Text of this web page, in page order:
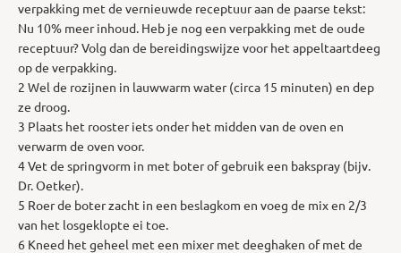
verpakking met de vernieuwde receptuur aan de paarse tekst:
Nu 10% meer inhoud. Heb je nog een verpakking met de oude
receptuur? Volg dan de bereidingswijze voor het appeltaartdeeg
op de verpakking.
2 Wel de rozijnen in lauwwarm water (circa 15 minuten) en dep
ze droog.
3 Plaats het rooster iets onder het midden van de oven en
verwarm de oven voor.
4 Vet de springvorm in met boter of gebruik een bakspray (bijv.
Dr. Oetker).
5 Roer de boter zacht in een beslagkom en voeg de mix en 2/3
van het losgeklopte ei toe.
6 Kneed het geheel met een mixer met deeghaken of met de